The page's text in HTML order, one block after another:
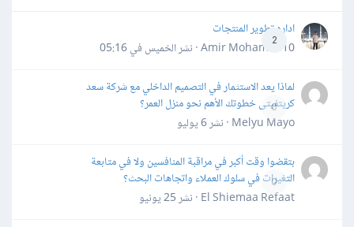
2
اداره تطوير المنتجات
Amir Mohamed10 · نشر
الخميس في 05:16
0
لماذا يعد الاستثمار في التصميم الداخلي مع شركة سعد
كريتفيتى خطوتك الأهم نحو منزل العمر؟
Melyu Mayo · نشر
6 يوليو
0
بتقضوا وقت أكبر في مراقبة المنافسين ولا في متابعة
التغيرات في سلوك العملاء واتجاهات البحث؟
El Shiemaa Refaat · نشر
25 يونيو